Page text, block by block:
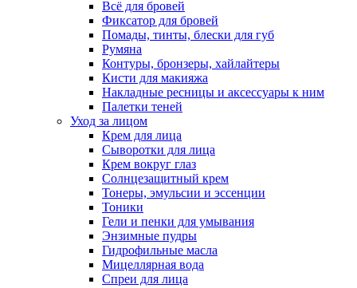
Всё для бровей
Фиксатор для бровей
Помады, тинты, блески для губ
Румяна
Контуры, бронзеры, хайлайтеры
Кисти для макияжа
Накладные ресницы и аксессуары к ним
Палетки теней
Уход за лицом
Крем для лица
Сыворотки для лица
Крем вокруг глаз
Солнцезащитный крем
Тонеры, эмульсии и эссенции
Тоники
Гели и пенки для умывания
Энзимные пудры
Гидрофильные масла
Мицеллярная вода
Спреи для лица